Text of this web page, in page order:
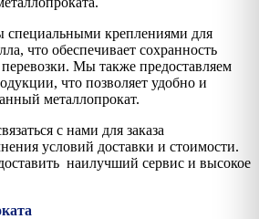
креплениями для
что обеспечивает сохранность
Мы также предоставляем
что позволяет удобно и
металлопрокат.
с нами для заказа
условий доставки и стоимости.
наилучший сервис и высокое